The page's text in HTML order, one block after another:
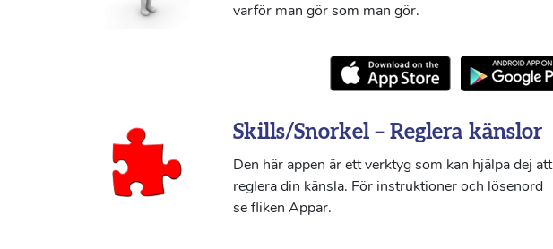
varför man gör som man gör.
Skills/Snorkel – Reglera känslor
Den här appen är ett verktyg som kan hjälpa dej att
reglera din känsla. För instruktioner och lösenord
se fliken Appar.